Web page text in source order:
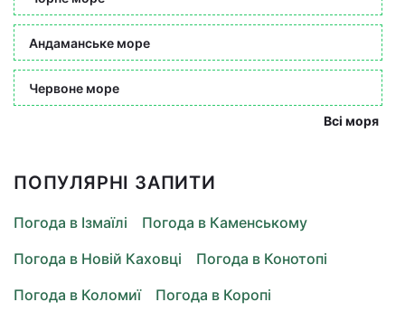
Андаманське море
Червоне море
Всі моря
ПОПУЛЯРНІ ЗАПИТИ
Погода в Ізмаїлі
Погода в Каменському
Погода в Новій Каховці
Погода в Конотопі
Погода в Коломиї
Погода в Коропі